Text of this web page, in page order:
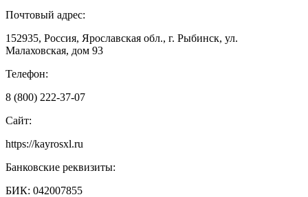
Почтовый адрес:
152935, Россия, Ярославская обл., г. Рыбинск, ул.
Малаховская, дом 93
Телефон:
8 (800) 222-37-07
Сайт:
https://kayrosxl.ru
Банковские реквизиты:
БИК: 042007855